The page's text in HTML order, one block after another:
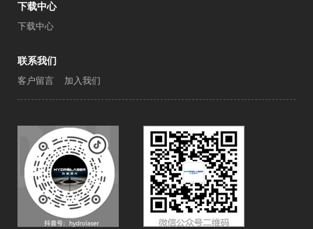
下载中心
下载中心
联系我们
客户留言 加入我们